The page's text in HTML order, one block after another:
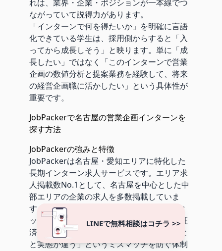
れは、業界・企業・ポジションが一本線でつ
ながっていて説得力があります。
「インターンで何を得たいか」を明確に言語
化できている学生は、採用側からすると「入
ってから成長しそう」と映ります。単に「成
長したい」ではなく「このインターンで営業
企画の数値分析と提案業務を経験して、将来
の経営企画職に活かしたい」という具体性が
重要です。
JobPackerで名古屋の営業企画インターンを
探す方法
JobPackerの強みと特徴
JobPackerは名古屋・愛知エリアに特化した
長期インターン求人サービスです。エリア求
人掲載数No.1として、名古屋を中心とした中
部エリアの企業の求人を多数掲載していま
す。掲載している求人は、JobPackerのスタ
ッフが全社を実際に訪問して確認した質保証
済みの案件のみ。「求人票に書いてあること
と実態が違う」というミスマッチを防ぐ体制
LINEで無料相談はコチラ >>